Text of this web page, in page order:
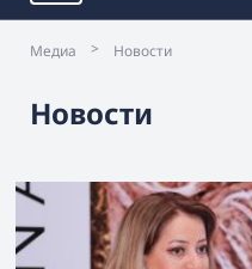
Медиа > Новости
Новости